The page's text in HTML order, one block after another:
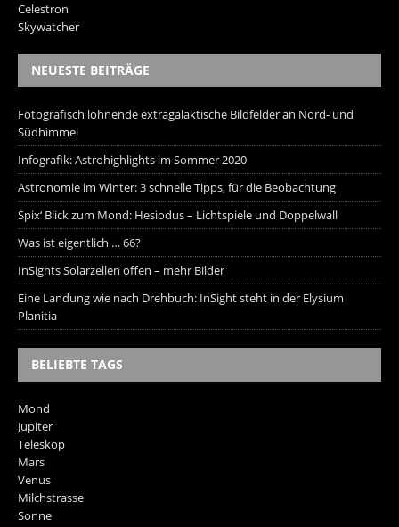
Celestron
Skywatcher
NEUESTE BEITRÄGE
Fotografisch lohnende extragalaktische Bildfelder an Nord- und
Südhimmel
Infografik: Astrohighlights im Sommer 2020
Astronomie im Winter: 3 schnelle Tipps, für die Beobachtung
Spix‘ Blick zum Mond: Hesiodus – Lichtspiele und Doppelwall
Was ist eigentlich … 66?
InSights Solarzellen offen – mehr Bilder
Eine Landung wie nach Drehbuch: InSight steht in der Elysium
Planitia
BELIEBTE TAGS
Mond
Jupiter
Teleskop
Mars
Venus
Milchstrasse
Sonne